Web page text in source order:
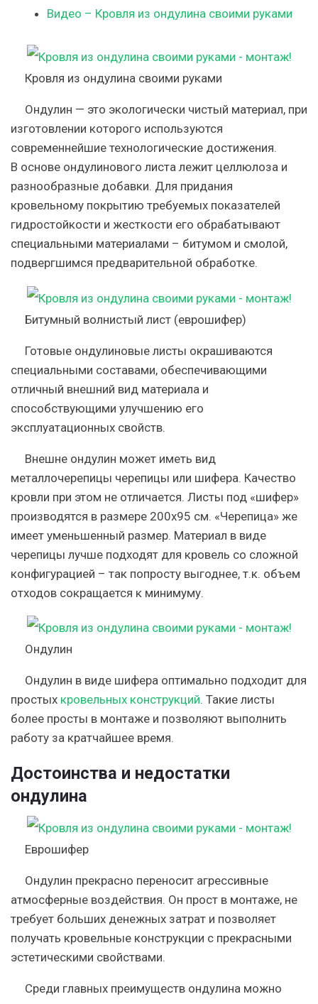
Видео – Кровля из ондулина своими руками
Кровля из ондулина своими руками
Ондулин — это экологически чистый материал, при
изготовлении которого используются
современнейшие технологические достижения.
В основе ондулинового листа лежит целлюлоза и
разнообразные добавки. Для придания
кровельному покрытию требуемых показателей
гидростойкости и жесткости его обрабатывают
специальными материалами – битумом и смолой,
подвергшимся предварительной обработке.
Битумный волнистый лист (еврошифер)
Готовые ондулиновые листы окрашиваются
специальными составами, обеспечивающими
отличный внешний вид материала и
способствующими улучшению его
эксплуатационных свойств.
Внешне ондулин может иметь вид
металлочерепицы черепицы или шифера. Качество
кровли при этом не отличается. Листы под «шифер»
производятся в размере 200х95 см. «Черепица» же
имеет уменьшенный размер. Материал в виде
черепицы лучше подходят для кровель со сложной
конфигурацией – так попросту выгоднее, т.к. объем
отходов сокращается к минимуму.
Ондулин
Ондулин в виде шифера оптимально подходит для
простых кровельных конструкций. Такие листы
более просты в монтаже и позволяют выполнить
работу за кратчайшее время.
Достоинства и недостатки
ондулина
Еврошифер
Ондулин прекрасно переносит агрессивные
атмосферные воздействия. Он прост в монтаже, не
требует больших денежных затрат и позволяет
получать кровельные конструкции с прекрасными
эстетическими свойствами.
Среди главных преимуществ ондулина можно